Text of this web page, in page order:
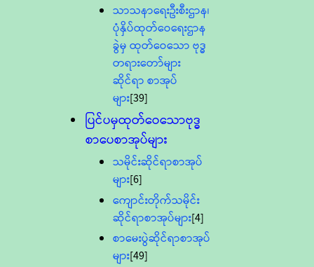
သာသနာရေးဦးစီးဌာန၊
ပုံနှိပ်ထုတ်ဝေရေးဌာန
ခွဲမှ ထုတ်ဝေသော ဗုဒ္ဓ
တရားတော်များ
ဆိုင်ရာ စာအုပ်
များ[39]
ပြင်ပမှထုတ်ဝေသောဗုဒ္ဓ
စာပေစာအုပ်များ
သမိုင်းဆိုင်ရာစာအုပ်
များ[6]
ကျောင်းတိုက်သမိုင်း
ဆိုင်ရာစာအုပ်များ[4]
စာမေးပွဲဆိုင်ရာစာအုပ်
များ[49]